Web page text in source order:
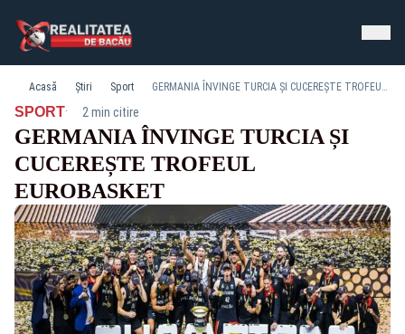
Acasă Știri Sport GERMANIA ÎNVINGE TURCIA ȘI CUCEREȘTE TROFEUL EUROBASKET
SPORT· 2 min citire
GERMANIA ÎNVINGE TURCIA ȘI
CUCEREȘTE TROFEUL
EUROBASKET